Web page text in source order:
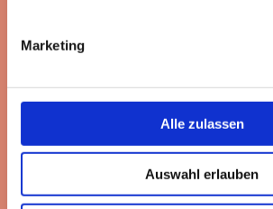
Marketing
Alle zulassen
Auswahl erlauben
Krankheit zu verlangsamen und die
Symptomatische Therapie:
eingesetzt, um die Symptome von MS zu
durch Medikamente gegen Müdigkeit,